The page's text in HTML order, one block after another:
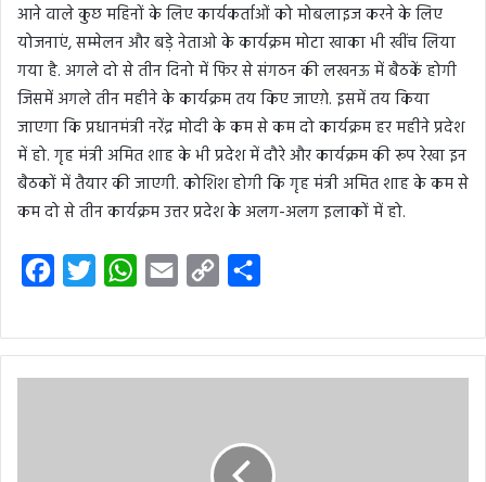
आने वाले कुछ महिनों के लिए कार्यकर्ताओं को मोबलाइज करने के लिए
योजनाएं, सम्मेलन और बड़े नेताओ के कार्यक्रम मोटा खाका भी खींच लिया
गया है. अगले दो से तीन दिनो में फिर से संगठन की लखनऊ में बैठकें होगी
जिसमें अगले तीन महीने के कार्यक्रम तय किए जाएग़े. इसमें तय किया
जाएगा कि प्रधानमंत्री नरेंद्र मोदी के कम से कम दो कार्यक्रम हर महीने प्रदेश
में हो. गृह मंत्री अमित शाह के भी प्रदेश में दौरे और कार्यक्रम की रूप रेखा इन
बैठकों में तैयार की जाएगी. कोशिश होगी कि गृह मंत्री अमित शाह के कम से
कम दो से तीन कार्यक्रम उत्तर प्रदेश के अलग-अलग इलाकों में हो.
c
i
W
a
a
p
n
a